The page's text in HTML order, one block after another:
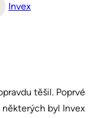
Invex
těšil. Poprvé
byl Invex